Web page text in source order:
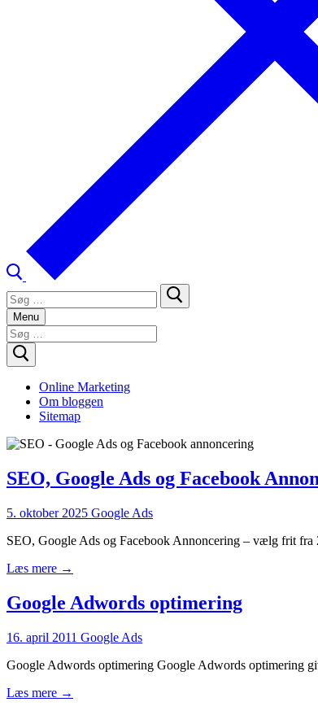
Søg
efter:
Menu
Søg
efter:
Online Marketing
Om bloggen
Sitemap
SEO, Google Ads og Facebook
5. oktober 2025 Google Ads
SEO, Google Ads og Facebook Annoncering – vælg frit
Læs mere →
Google Adwords optimering
16. april 2011 Google Ads
Google Adwords optimering Google Adwords optimering
Læs mere →